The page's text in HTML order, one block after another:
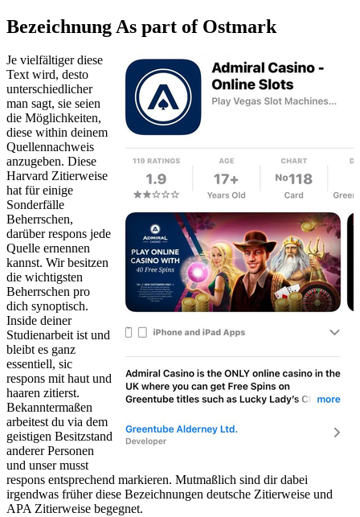
Bezeichnung As part of Ostmark
Je vielfältiger diese
Text wird, desto
unterschiedlicher
man sagt, sie seien
die Möglichkeiten,
diese within deinem
Quellennachweis
anzugeben. Diese
Harvard Zitierweise
hat für einige
Sonderfälle
Beherrschen,
darüber respons jede
Quelle ernennen
kannst. Wir besitzen
die wichtigsten
Beherrschen pro
dich synoptisch.
Inside deiner
Studienarbeit ist und
bleibt es ganz
essentiell, sic
respons mit haut und
haaren zitierst.
Bekanntermaßen
arbeitest du via dem
geistigen Besitzstand
anderer Personen
und unser musst
respons entsprechend markieren. Mutmaßlich sind dir dabei
irgendwas früher diese Bezeichnungen deutsche Zitierweise und
APA Zitierweise begegnet.